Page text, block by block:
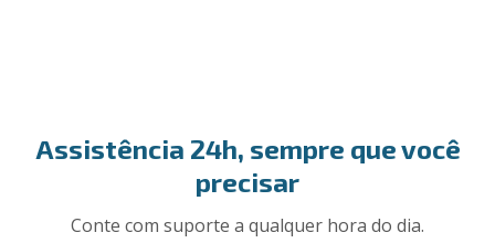
Assistência 24h, sempre que você
precisar
Conte com suporte a qualquer hora do dia.